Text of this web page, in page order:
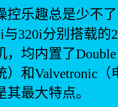
乐趣总是少不
与320i分别搭载
，均内置了
）和Valvetronic（
其最大特点。